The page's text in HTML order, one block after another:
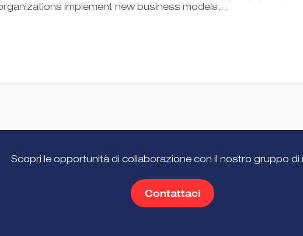
implement new business models,...
Scopri le opportunità di collaborazione con il nostro gruppo di
Contattaci